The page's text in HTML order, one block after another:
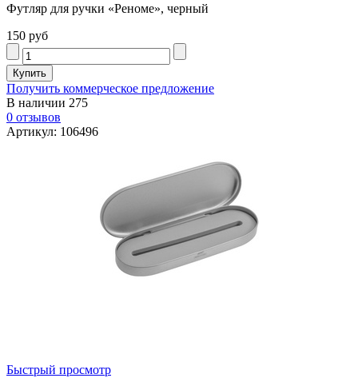
Футляр для ручки «Реноме», черный
150 руб
Получить коммерческое предложение
В наличии 275
0 отзывов
Артикул: 106496
Быстрый просмотр